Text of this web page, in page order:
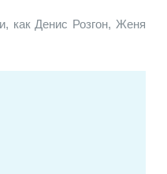
как Денис Розгон, Женя